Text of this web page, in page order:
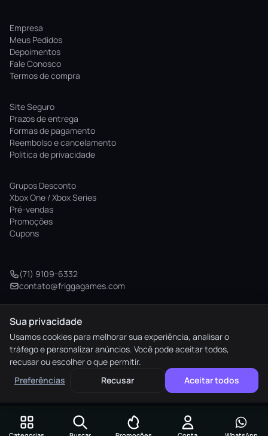
Empresa
Meus Pedidos
Depoimentos
Fale Conosco
Termos de compra
Site Seguro
Prazos de entrega
Formas de pagamento
Reembolso e cancelamento
Politica de privacidade
Grupos Desconto
Xbox One / Xbox Series
Pré-vendas
Promoções
Cupons
(71) 9109-6332
contato@friggagames.com
© 2026 Frigga Games. Todos os direitos reservados.
elo HIPER AMEX pix
Preferências de cookies
Sua privacidade
Usamos cookies para melhorar sua experiência, analisar o
tráfego e personalizar anúncios. Você pode aceitar todos,
recusar ou escolher o que permitir.
Preferências
Recusar Aceitar todos